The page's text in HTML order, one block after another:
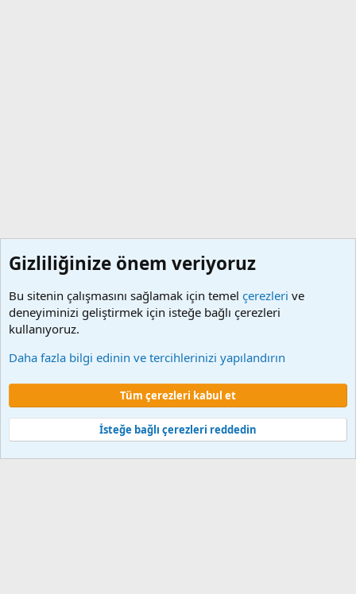
Çerezler
Şartlar ve kurallar
Gizlilik politikası Yardım Ana sayfa
Community platform by XenForo © 2010-2024 XenForo Ltd.
Türkçe yama 🇹🇷 [XGT] Yazılım ve web hizmetleri 2014-2024
Gizliliğinize önem veriyoruz
Bu sitenin çalışmasını sağlamak için temel çerezleri ve
deneyiminizi geliştirmek için isteğe bağlı çerezleri
kullanıyoruz.
Daha fazla bilgi edinin ve tercihlerinizi yapılandırın
Tüm çerezleri kabul et
İsteğe bağlı çerezleri reddedin